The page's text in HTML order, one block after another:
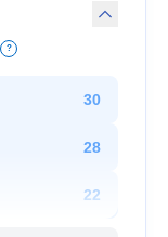
?
30
28
22